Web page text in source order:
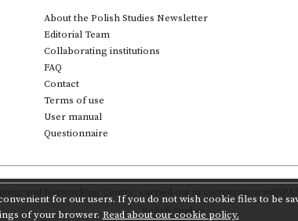
for our users. If you do not wish cookie files to be
of your browser. Read about our cookie policy.
About the Polish Studies Newsletter
Editorial Team
Collaborating institutions
FAQ
Contact
Terms of use
User manual
Questionnaire
carried out in cooperation with
Polish Studies.